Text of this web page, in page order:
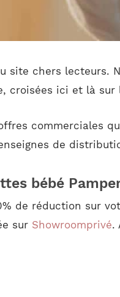
site chers lecteurs.
croisées ici et là
commerciales
de
bébé
de réduction sur
sur Showroomprivé.